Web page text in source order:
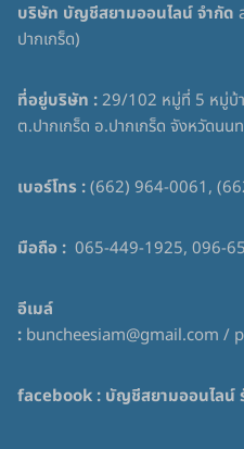
บริษัท บัญชีสยามออนไลน์ จำกัด
ปากเกร็ด)
ที่อยู่บริษัท :29/102 หมู่ที่ 5 หมู่บ้
ต.ปากเกร็ด อ.ปากเกร็ด จังหวัดน
เบอร์โทร :(662) 964-0061,
มือถือ : 065-449-1925, 096-
อีเมล์
: buncheesiam@gmail.com /
facebook : บัญชีสยามออนไล